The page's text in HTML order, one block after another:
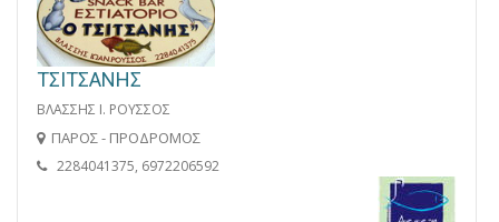
ΤΣΙΤΣΑΝΗΣ
ΒΛΑΣΣΗΣ Ι. ΡΟΥΣΣΟΣ
ΠΑΡΟΣ - ΠΡΟΔΡΟΜΟΣ
2284041375, 6972206592